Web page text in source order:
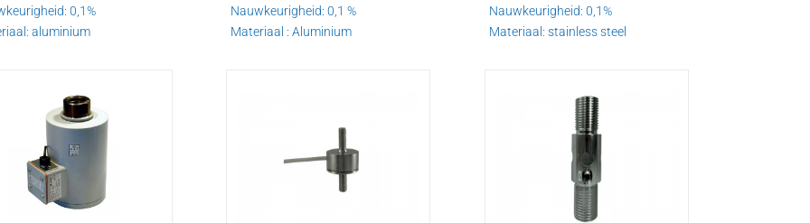
0,1%
aluminium
Nauwkeurigheid: 0,1 %
Materiaal : Aluminium
Nauwkeurigheid: 0,1%
Materiaal: stainless steel